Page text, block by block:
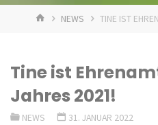
STARTNEWS TINE IST
Tine ist
Jahres 2021!
NEWS 31. JANUAR 2022